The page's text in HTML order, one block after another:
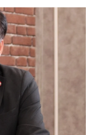
ย กมธ. การ
มอุ้มรีดค่าไถ่คนจีน